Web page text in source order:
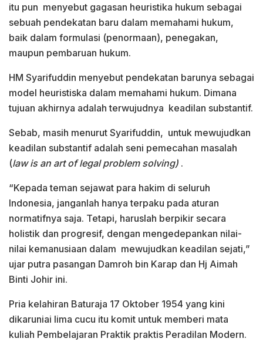
itu pun menyebut gagasan heuristika hukum sebagai
sebuah pendekatan baru dalam memahami hukum,
baik dalam formulasi (penormaan), penegakan,
maupun pembaruan hukum.
HM Syarifuddin menyebut pendekatan barunya sebagai
model heuristiska dalam memahami hukum. Dimana
tujuan akhirnya adalah terwujudnya keadilan substantif.
Sebab, masih menurut Syarifuddin, untuk mewujudkan
keadilan substantif adalah seni pemecahan masalah
(law is an art of legal problem solving) .
“Kepada teman sejawat para hakim di seluruh
Indonesia, janganlah hanya terpaku pada aturan
normatifnya saja. Tetapi, haruslah berpikir secara
holistik dan progresif, dengan mengedepankan nilai-
nilai kemanusiaan dalam mewujudkan keadilan sejati,”
ujar putra pasangan Damroh bin Karap dan Hj Aimah
Binti Johir ini.
Pria kelahiran Baturaja 17 Oktober 1954 yang kini
dikaruniai lima cucu itu komit untuk memberi mata
kuliah Pembelajaran Praktik praktis Peradilan Modern.